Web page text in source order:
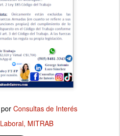
por Consultas de Interés
Laboral MITRAB